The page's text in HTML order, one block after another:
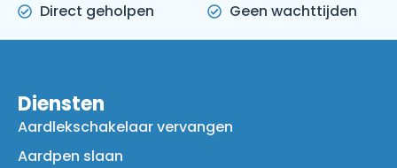
Direct geholpen
Geen wachttijden
Diensten
Aardlekschakelaar vervangen
Aardpen slaan